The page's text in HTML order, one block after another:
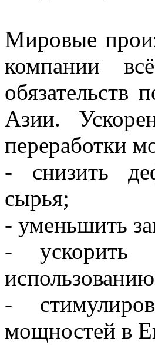
Мировые
компании
Азии.
переработки
- снизить
сырья;
- уменьшить
- ускорить
-
мощностей в